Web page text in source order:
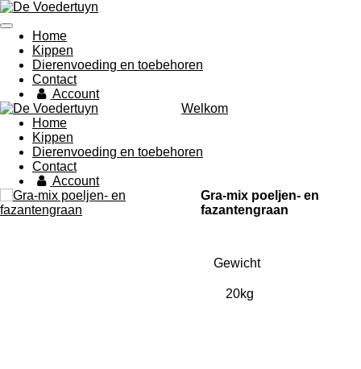
Ga
direct
naar
de
hoofdinhoud
Home
Kippen
Dierenvoeding en toebehoren
Contact
Account
Welkom
Home
Kippen
Dierenvoeding en toebehoren
Contact
Account
Gra-mix poeljen- en
fazantengraan
Gewicht